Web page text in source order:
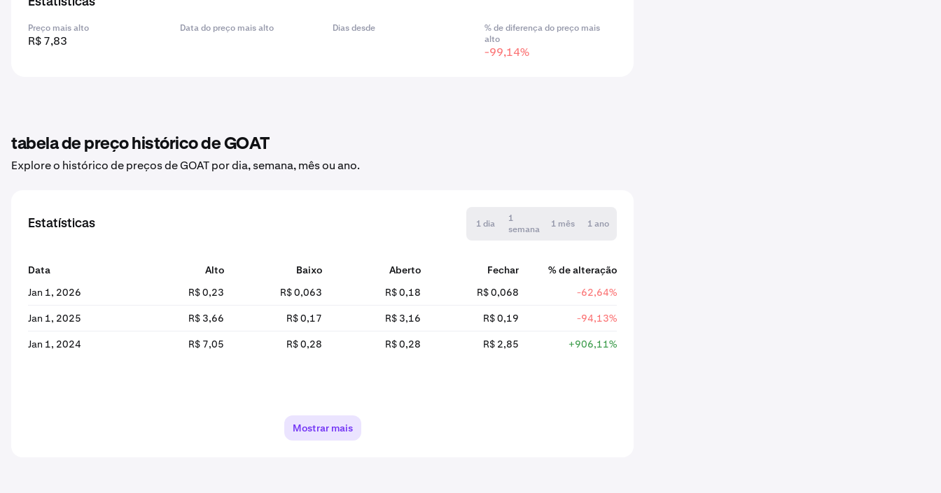
Preço mais alto
R$ 7,83
Data do preço mais alto Dias desde
% de diferença do preço mais
alto
-99,14%
tabela de preço histórico de GOAT
Explore o histórico de preços de GOAT por dia, semana, mês ou ano.
Estatísticas 1 dia
1
semana
1 mês 1 ano
Data Alto Baixo Aberto Fechar
% de alteração
Jan 1, 2026
R$ 0,23 R$ 0,063 R$ 0,18 R$ 0,068 -62,64%
Jan 1, 2025 R$ 3,66 R$ 0,17 R$ 3,16 R$ 0,19 -94,13%
Jan 1, 2024 R$ 7,05 R$ 0,28 R$ 0,28 R$ 2,85 +906,11%
Mostrar mais